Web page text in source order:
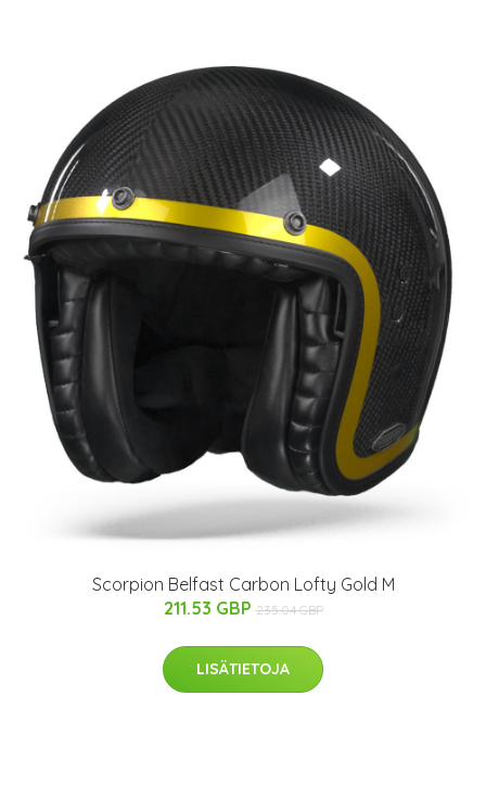
Scorpion Belfast Carbon Lofty Gold M
211.53 GBP 235.04 GBP
LISÄTIETOJA